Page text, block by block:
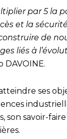
par 5 la
et la
de
liés à
DAVOINE.
ses
savoir-faire